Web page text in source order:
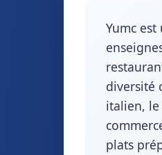
Yumc
diversité
italien, le
plats